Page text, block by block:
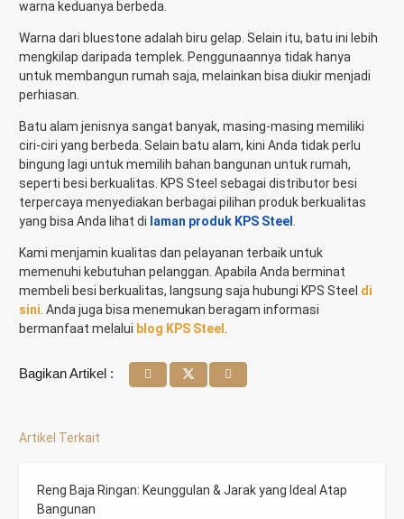
warna keduanya berbeda.
Warna dari bluestone adalah biru gelap. Selain itu, batu ini lebih
mengkilap daripada templek. Penggunaannya tidak hanya
untuk membangun rumah saja, melainkan bisa diukir menjadi
perhiasan.
Batu alam jenisnya sangat banyak, masing-masing memiliki
ciri-ciri yang berbeda. Selain batu alam, kini Anda tidak perlu
bingung lagi untuk memilih bahan bangunan untuk rumah,
seperti besi berkualitas. KPS Steel sebagai distributor besi
terpercaya menyediakan berbagai pilihan produk berkualitas
yang bisa Anda lihat di laman produk KPS Steel
Kami menjamin kualitas dan pelayanan terbaik untuk
memenuhi kebutuhan pelanggan. Apabila Anda berminat
membeli besi berkualitas, langsung saja hubungi KPS Steel di
sini . Anda juga bisa menemukan beragam informasi
bermanfaat melalui blog KPS Steel
Bagikan Artikel :
Artikel Terkait
Reng Baja Ringan: Keunggulan & Jarak yang Ideal Atap
Bangunan